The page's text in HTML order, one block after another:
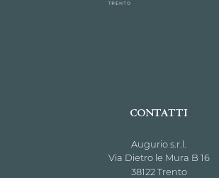
CONTATTI
Augurio s.r.l.
Via Dietrole Mura B 16
38122 Trento